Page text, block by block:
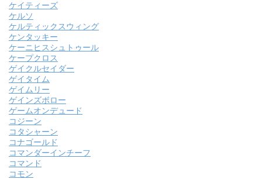
ケイティーズ
ケルソ
ケルティックスウィング
ケンタッキー
ケーニヒスシュトゥール
ケープクロス
ゲイクルセイダー
ゲイタイム
ゲイムリー
ゲインズボロー
ゲームオンデュード
コジーン
コタシャーン
コナゴールド
コマンダーインチーフ
コマンド
コモン